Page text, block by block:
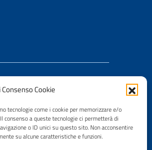
Cookie
tecnologie come i cookie per memorizzare e/o
a queste tecnologie ci permetterà di
o ID unici su questo sito. Non acconsentire
su alcune caratteristiche e funzioni.